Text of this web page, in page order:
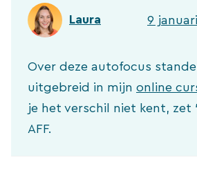
Laura 9
Over deze autofocus
uitgebreid in mijn online
je het verschil niet kent, zet
AFF.